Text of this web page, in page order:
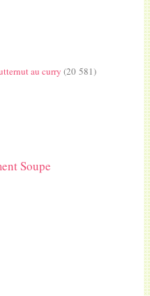
au curry (20 581)
Soupe